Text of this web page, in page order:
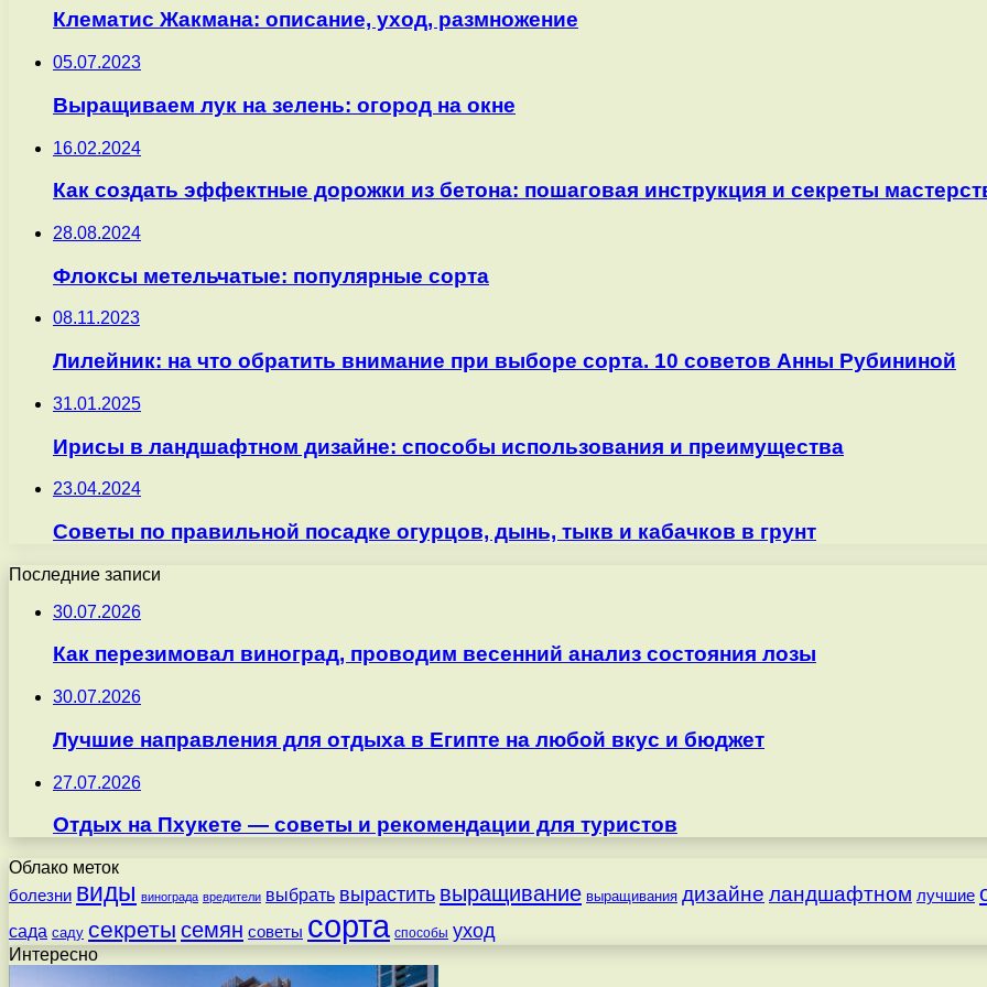
Клематис Жакмана: описание, уход, размножение
05.07.2023
Выращиваем лук на зелень: огород на окне
16.02.2024
Как создать эффектные дорожки из бетона: пошаговая инструкция и секреты
28.08.2024
Флоксы метельчатые: популярные сорта
08.11.2023
Лилейник: на что обратить внимание при выборе сорта. 10 советов Анны Рубининой
31.01.2025
Ирисы в ландшафтном дизайне: способы использования и преимущества
23.04.2024
Советы по правильной посадке огурцов, дынь, тыкв и кабачков в грунт
Последние записи
30.07.2026
Как перезимовал виноград, проводим весенний анализ состояния лозы
30.07.2026
Лучшие направления для отдыха в Египте на любой вкус и бюджет
27.07.2026
Отдых на Пхукете — советы и рекомендации для туристов
Облако меток
болезни виды винограда вредители выбрать вырастить выращивание выращивания дизайне ландшафтном лучшие
сада саду секреты семян советы сорта способы уход
Интересно